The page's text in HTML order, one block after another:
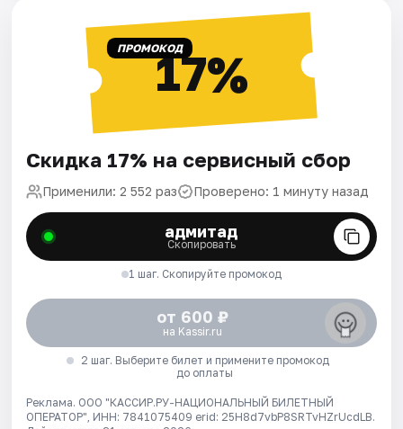
ПРОМОКОД17%
Скидка 17% на сервисный сбор
Применили: 2 552 раз Проверено: 1 минуту назад
адмитад
Скопировать
1 шаг. Скопируйте промокод
от 600 ₽
на Kassir.ru
2 шаг. Выберите билет и примените промокод
до оплаты
Реклама. ООО "КАССИР.РУ-НАЦИОНАЛЬНЫЙ БИЛЕТНЫЙ
ОПЕРАТОР", ИНН: 7841075409 erid: 25H8d7vbP8SRTvHZrUcdLB.